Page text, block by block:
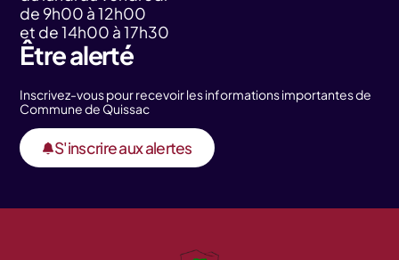
de 9h00 à 12h00
et de 14h00 à 17h30
Être alerté
Inscrivez-vous pour recevoir les informations importantes de
Commune de Quissac
S'inscrire aux alertes